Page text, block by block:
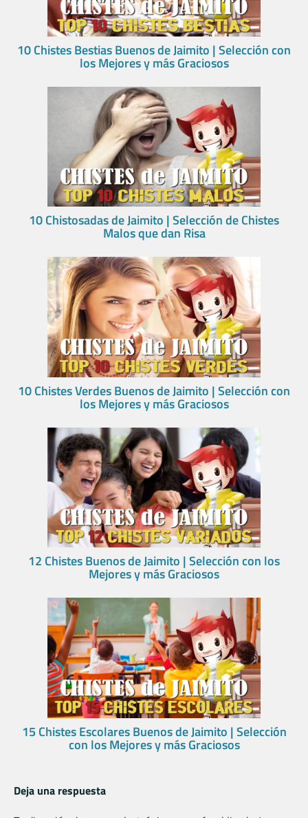
10 Chistes Bestias Buenos de Jaimito | Selección con
los Mejores y más Graciosos
10 Chistosadas de Jaimito | Selección de Chistes
Malos que dan Risa
10 Chistes Verdes Buenos de Jaimito | Selección con
los Mejores y más Graciosos
12 Chistes Buenos de Jaimito | Selección con los
Mejores y más Graciosos
15 Chistes Escolares Buenos de Jaimito | Selección
con los Mejores y más Graciosos
Deja una respuesta